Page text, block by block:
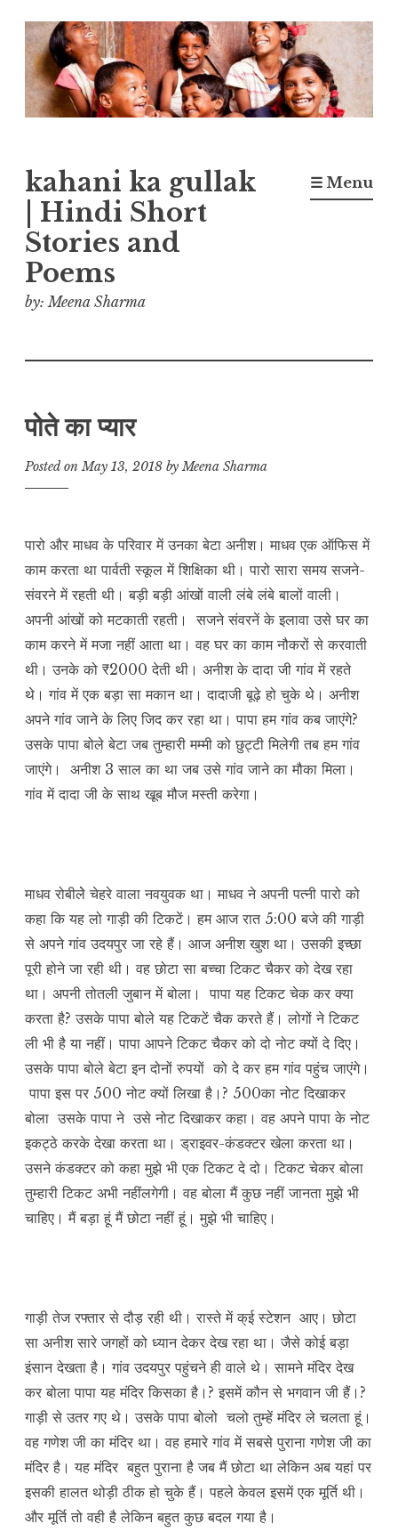
Skip
to
content
kahani ka gullak
| Hindi Short
Stories and
Poems
by: Meena Sharma
☰ Menu
पोते का प्यार
Posted onMay 13, 2018 byMeena Sharma
पारो और माधव के परिवार में उनका बेटा अनीश। माधव एक ऑफिस में
काम करता था पार्वती स्कूल में शिक्षिका थी। पारो सारा समय सजने-
संवरने में रहती थी। बड़ी बड़ी आंखों वाली लंबे लंबे बालों वाली।
अपनी आंखों को मटकाती रहती। सजने संवरनें के इलावा उसे घर का
काम करने में मजा नहीं आता था। वह घर का काम नौकरों से करवाती
थी। उनके को ₹2000 देती थी। अनीश के दादा जी गांव में रहते
थे। गांव में एक बड़ा सा मकान था। दादाजी बूढ़े हो चुके थे। अनीश
अपने गांव जाने के लिए जिद कर रहा था। पापा हम गांव कब जाएंगे?
उसके पापा बोले बेटा जब तुम्हारी मम्मी को छुट्टी मिलेगी तब हम गांव
जाएंगे। अनीश 3 साल का था जब उसे गांव जाने का मौका मिला।
गांव में दादा जी के साथ खूब मौज मस्ती करेगा।
माधव रोबीलेे चेहरे वाला नवयुवक था। माधव ने अपनी पत्नी पारो को
कहा कि यह लो गाड़ी की टिकटें। हम आज रात 5:00 बजे की गाड़ी
से अपने गांव उदयपुर जा रहे हैं। आज अनीश खुश था। उसकी इच्छा
पूरी होने जा रही थी। वह छोटा सा बच्चा टिकट चैकर को देख रहा
था। अपनी तोतली जुबान में बोला। पापा यह टिकट चेक कर क्या
करता है? उसके पापा बोले यह टिकटें चैक करते हैं। लोगों ने टिकट
ली भी है या नहीं। पापा आपने टिकट चैकर को दो नोट क्यों दे दिए।
उसके पापा बोले बेटा इन दोनों रुपयों को दे कर हम गांव पहुंच जाएंगे।
पापा इस पर 500 नोट क्यों लिखा है।? 500का नोट दिखाकर
बोला उसके पापा ने उसे नोट दिखाकर कहा। वह अपने पापा के नोट
इकट्ठे करके देखा करता था। ड्राइवर-कंडक्टर खेला करता था।
उसने कंडक्टर को कहा मुझे भी एक टिकट दे दो। टिकट चेकर बोला
तुम्हारी टिकट अभी नहींलगेगी। वह बोला मैं कुछ नहीं जानता मुझे भी
चाहिए। मैं बड़ा हूं मैं छोटा नहीं हूं। मुझे भी चाहिए।
गाड़ी तेज रफ्तार से दौड़ रही थी। रास्ते में क्ई स्टेशन आए। छोटा
सा अनीश सारे जगहों को ध्यान देकर देख रहा था। जैसे कोई बड़ा
इंसान देखता है। गांव उदयपुर पहुंचने ही वाले थे। सामने मंदिर देख
कर बोला पापा यह मंदिर किसका है।? इसमें कौन से भगवान जी हैं।?
गाड़ी से उतर गए थे। उसके पापा बोलो चलो तुम्हें मंदिर ले चलता हूं।
वह गणेश जी का मंदिर था। वह हमारे गांव में सबसे पुराना गणेश जी का
मंदिर है। यह मंदिर बहुत पुराना है जब मैं छोटा था लेकिन अब यहां पर
इसकी हालत थोड़ी ठीक हो चुके हैं। पहले केवल इसमें एक मूर्ति थी।
और मूर्ति तो वही है लेकिन बहुत कुछ बदल गया है।